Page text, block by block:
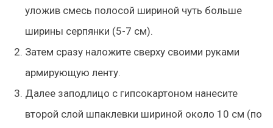
уложив смесь полосой шириной чуть больше
ширины серпянки (5-7 см).
Затем сразу наложите сверху своими руками
армирующую ленту.
Далее заподлицо с гипсокартоном нанесите
второй слой шпаклевки шириной около 10 см (по